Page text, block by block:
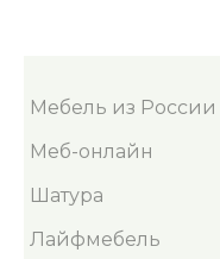
Мебель из России
Меб-онлайн
Шатура
Лайфмебель